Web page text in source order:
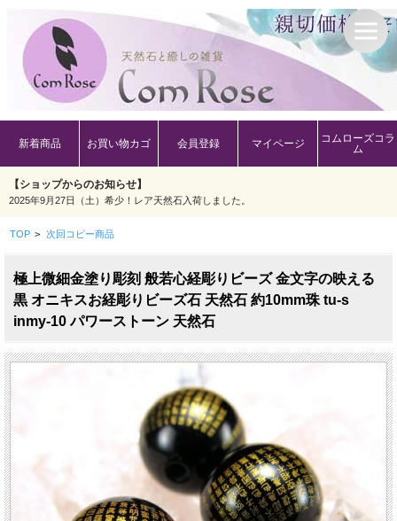
新着商品 お買い物カゴ 会員登録 マイページ
コムローズコラ
ム
【ショップからのお知らせ】
2025年9月27日（土）希少！レア天然石入荷しました。
TOP > 次回コピー商品
極上微細金塗り彫刻 般若心経彫りビーズ 金文字の映える
黒 オニキスお経彫りビーズ石 天然石 約10mm珠 tu-s
inmy-10 パワーストーン 天然石